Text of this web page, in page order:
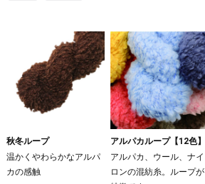
秋冬ループ
温かくやわらかなアルパ
カの感触
アルパカループ【12色】
アルパカ、ウール、ナイ
ロンの混紡糸。ループが